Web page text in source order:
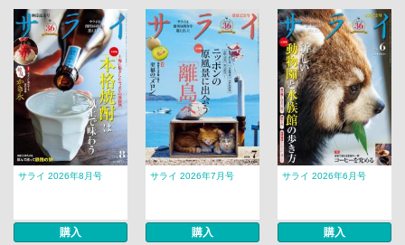
サライ 2026年8月号
購入
サライ 2026年7月号
購入
サライ 2026年6月号
購入